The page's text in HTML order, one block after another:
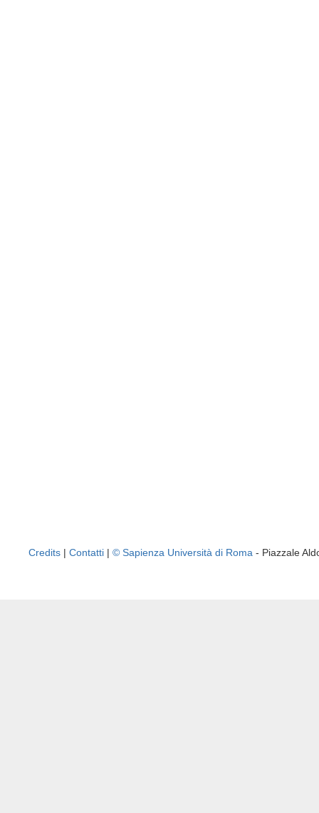
Credits | Contatti | © Sapienza Università di Roma - Piazzale